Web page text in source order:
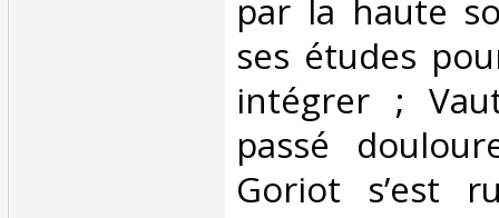
par la haute
ses études
intégrer ;
passé
Goriot s’est